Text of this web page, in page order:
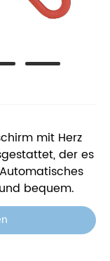
mit Herz
der es
bequem.